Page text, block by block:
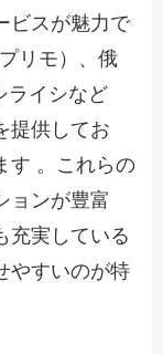
ビスが魅力で
リモ）、俄
ライシなど
提供してお
す 。これらの
ョンが豊富
充実している
やすいのが特